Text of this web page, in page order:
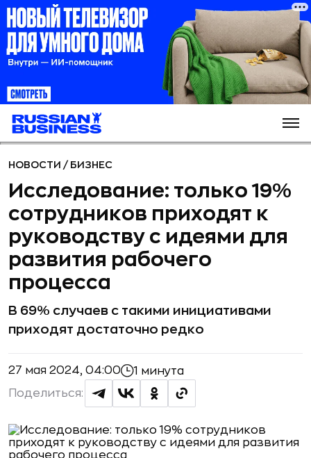
НОВОСТИ / БИЗНЕС
Исследование: только 19%
сотрудников приходят к
руководству с идеями для
развития рабочего
процесса
В 69% случаев с такими инициативами
приходят достаточно редко
27 мая 2024, 04:00 1 минута
Поделиться: